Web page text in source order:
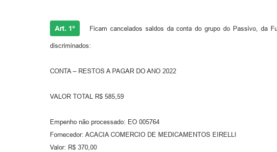
Art. 1º Ficam cancelados saldos da conta do grupo do Passivo, da
discriminados:
CONTA – RESTOS A PAGAR DO ANO 2022
VALOR TOTAL R$ 585,59
Empenho não processado: EO 005764
Fornecedor: ACACIA COMERCIO DE MEDICAMENTOS EIRELLI
Valor: R$ 370,00